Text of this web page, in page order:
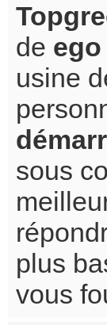
de
usine
sous
plus
vous